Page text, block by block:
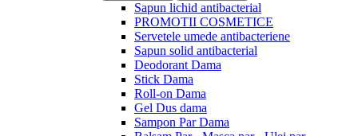
Sapun lichid antibacterial
PROMOTII COSMETICE
Servetele umede antibacteriene
Sapun solid antibacterial
Deodorant Dama
Stick Dama
Roll-on Dama
Gel Dus dama
Sampon Par Dama